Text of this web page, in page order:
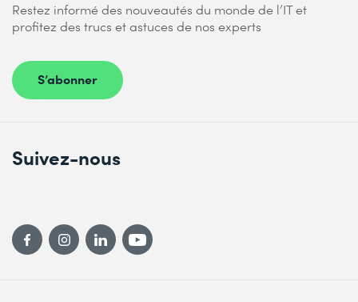
Restez informé des nouveautés du monde de l’IT et
profitez des trucs et astuces de nos experts
S’abonner
Suivez-nous